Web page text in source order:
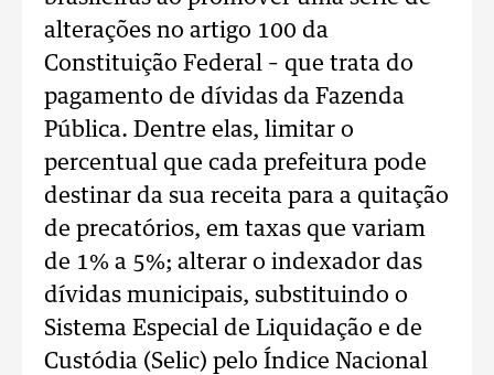
alterações no artigo 100 da
Constituição Federal – que trata do
pagamento de dívidas da Fazenda
Pública. Dentre elas, limitar o
percentual que cada prefeitura pode
destinar da sua receita para a quitação
de precatórios, em taxas que variam
de 1% a 5%; alterar o indexador das
dívidas municipais, substituindo o
Sistema Especial de Liquidação e de
Custódia (Selic) pelo Índice Nacional